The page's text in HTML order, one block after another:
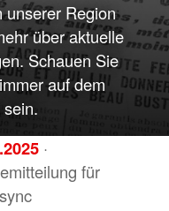
unserer Region
über aktuelle
Schauen Sie
auf dem
·
für